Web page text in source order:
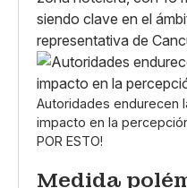
siendo clave en el
representativa de
Autoridades endurecen
impacto en la
POR ESTO!
Medida